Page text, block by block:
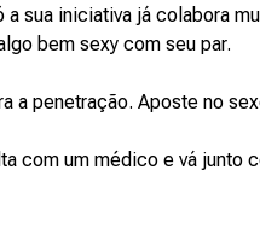
a sua iniciativa já colabora
bem sexy com seu par.
a penetração. Aposte no
com um médico e vá junto